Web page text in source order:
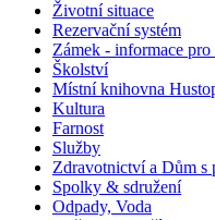
Životní situace
Rezervační systém
Zámek - informace
Školství
Místní knihovna
Kultura
Farnost
Služby
Zdravotnictví a Dům s
Spolky & sdružení
Odpady, Voda